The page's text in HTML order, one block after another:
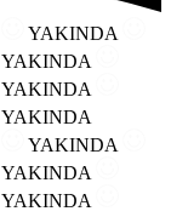
YAKINDA
YAKINDA
YAKINDA
YAKINDA
YAKINDA
YAKINDA
YAKINDA